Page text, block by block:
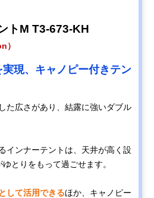
トM T3-673-KH
）
現、キャノピー付きテン
た広さがあり、結露に強いダブル
インナーテントは、天井が高く設
とりをもって過ごせます。
して活用できるほか、キャノピー